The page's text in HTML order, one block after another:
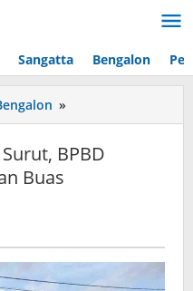
Sangatta Bengalon
»
Bengalon
Surut,
BPBD
Buas